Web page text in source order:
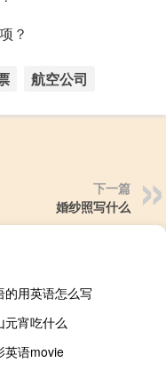
？
航空公司
下一篇
婚纱照写什么
的用英语怎么写
元宵吃什么
英语movie